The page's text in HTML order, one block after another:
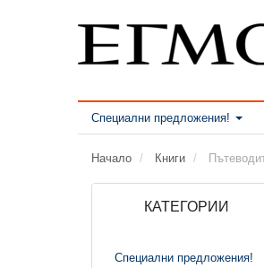
Специални предложения!
Начало Книги
КАТЕГОРИИ
Специални предложения!